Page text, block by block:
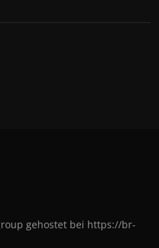
gehostet bei https://br-